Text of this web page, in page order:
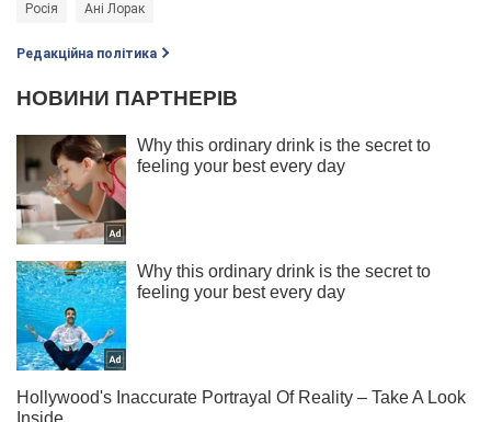
Росія Ані Лорак
Редакційна політика